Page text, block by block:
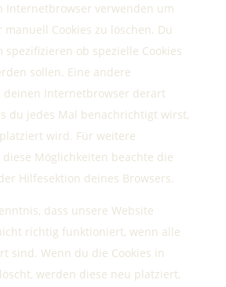
Internetbrowser verwenden um
Cookies zu löschen. Du
spezifizieren ob spezielle Cookies
sollen. Eine andere
deinen Internetbrowser derart
du jedes Mal benachrichtigt wirst,
wird. Für weitere
Möglichkeiten beachte die
Hilfesektion deines Browsers.
dass unsere Website
richtig funktioniert, wenn alle
sind. Wenn du die Cookies in
werden diese neu platziert,